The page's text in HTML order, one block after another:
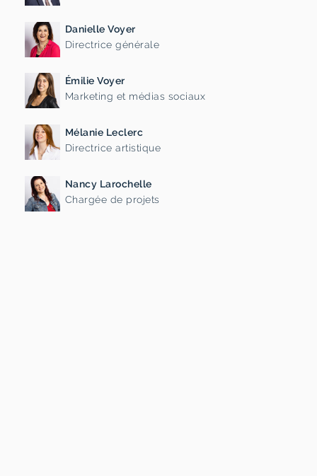
Danielle Voyer
Directrice générale
Émilie Voyer
Marketing et médias sociaux
Mélanie Leclerc
Directrice artistique
Nancy Larochelle
Chargée de projets